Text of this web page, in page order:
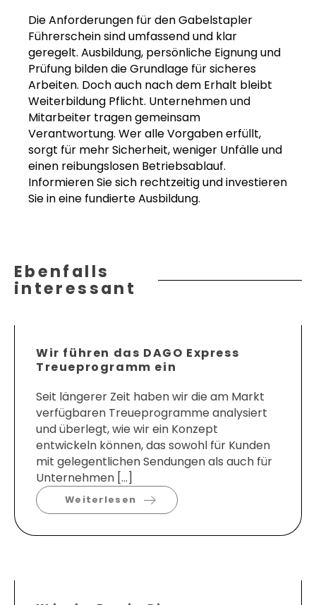
Die Anforderungen für den Gabelstapler
Führerschein sind umfassend und klar
geregelt. Ausbildung, persönliche Eignung und
Prüfung bilden die Grundlage für sicheres
Arbeiten. Doch auch nach dem Erhalt bleibt
Weiterbildung Pflicht. Unternehmen und
Mitarbeiter tragen gemeinsam
Verantwortung. Wer alle Vorgaben erfüllt,
sorgt für mehr Sicherheit, weniger Unfälle und
einen reibungslosen Betriebsablauf.
Informieren Sie sich rechtzeitig und investieren
Sie in eine fundierte Ausbildung.
Ebenfalls
interessant
Wir führen das DAGO Express
Treueprogramm ein
Seit längerer Zeit haben wir die am Markt
verfügbaren Treueprogramme analysiert
und überlegt, wie wir ein Konzept
entwickeln können, das sowohl für Kunden
mit gelegentlichen Sendungen als auch für
Unternehmen […]
Weiterlesen